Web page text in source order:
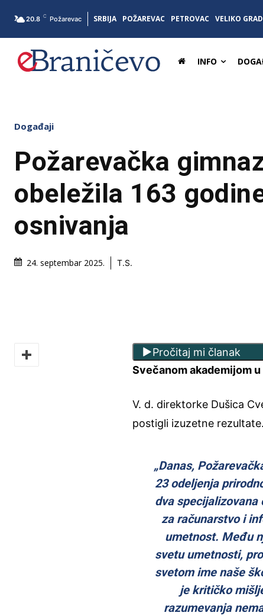
20.8 C Požarevac SRBIJA POŽAREVAC PETROVAC VELIKO
INFO
Događaji
Požarevačka
obeležila 163
osnivanja
24. septembar 2025. T.S.
Pročitaj mi članak
Svečanom akademijom
V. d. direktorke Dušica
postigli izuzetne rezultate.
„Danas,
23 odeljenja
dva specijalizovana
za računarstvo i
umetnost. Među
svetu umetnosti,
svetom ime naše
je kritičko
razumevanja